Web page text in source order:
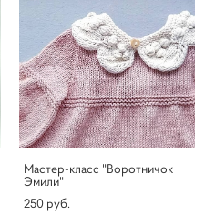
Мастер-класс "Воротничок
Эмили"
250 pуб.